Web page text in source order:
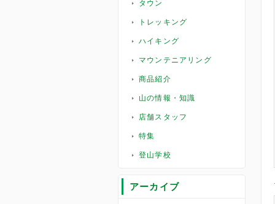
タウン
トレッキング
ハイキング
マウンテニアリング
商品紹介
山の情報・知識
店舗スタッフ
特集
登山学校
アーカイブ